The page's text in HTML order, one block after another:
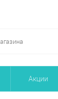
Акции